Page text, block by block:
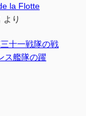
la Flotte
より
十一戦隊の戦
ス艦隊の躍